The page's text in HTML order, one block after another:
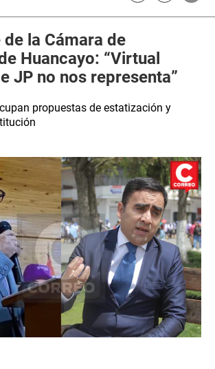
la Cámara de
Huancayo: “Virtual
JP no nos representa”
propuestas de estatización y